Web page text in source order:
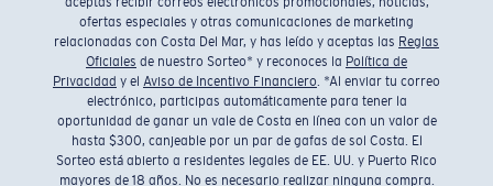
ofertas especiales y otras comunicaciones de marketing
relacionadas con Costa Del Mar, y has leído y aceptas las Reglas
Oficiales de nuestro Sorteo* y reconoces la Política de
Privacidad y el Aviso de Incentivo Financiero. *Al enviar tu correo
electrónico, participas automáticamente para tener la
oportunidad de ganar un vale de Costa en línea con un valor de
hasta $300, canjeable por un par de gafas de sol Costa. El
Sorteo está abierto a residentes legales de EE. UU. y Puerto Rico
mayores de 18 años. No es necesario realizar ninguna compra.